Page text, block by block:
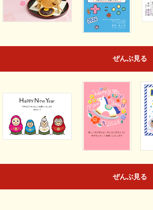
ぜんぶ見る
ぜんぶ見る